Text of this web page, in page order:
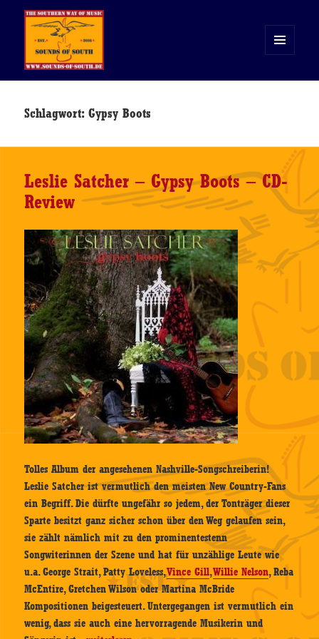
WIDGETS
Schlagwort:Gypsy Boots
Leslie Satcher – Gypsy Boots – CD-
Review
Tolles Album der angesehenen Nashville-Songschreiberin!
Leslie Satcher ist vermutlich den meisten New Country-Fans
ein Begriff. Die dürfte ungefähr so jedem, der Tonträger dieser
Sparte besitzt ganz sicher schon über den Weg gelaufen sein,
sie zählt nämlich mit zu den prominentestenn
Songwiterinnen der Szene und hat für unzählige Leute wie
u.a. George Strait, Patty Loveless,Vince Gill,Willie Nelson, Reba
McEntire, Gretchen Wilson oder Martina McBride
Kompositionen beigesteuert. Untergegangen ist vermutlich ein
wenig, dass sie auch eine hervorragende Musikerin und